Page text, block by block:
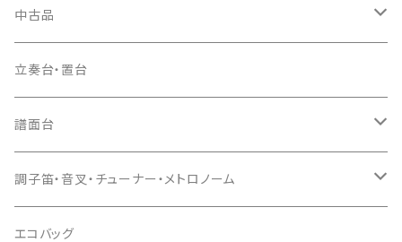
爪入
爪駒入
猫足入
爪ばさみ
箏柱
胴掛
根緒
糸
(丸三) 寿糸
はつね糸
駒
地唄駒
糸駒入
つゆ切り
お祭り用７穴
太鼓撥
手拍子（チャンチャン）
当り鉦
シュモク（当り鉦バチ）
中古品
箏（本体）
三味線（本体）
立奏台・置台
譜面台
座奏用譜面台
立奏用譜面台
調子笛・音叉・チューナー・メトロノーム
調子笛・音叉
エコバッグ